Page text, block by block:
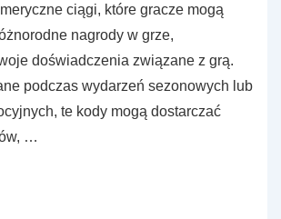
ciągi, które gracze mogą
nagrody w grze,
doświadczenia związane z grą.
podczas wydarzeń sezonowych lub
te kody mogą dostarczać
…